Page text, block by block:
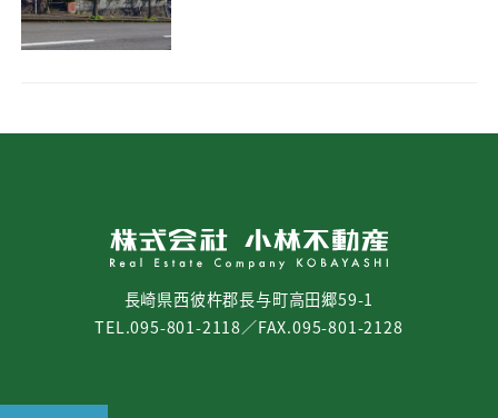
長崎県西彼杵郡長与町高田郷59-1
TEL.095-801-2118／FAX.095-801-2128